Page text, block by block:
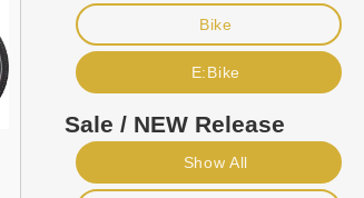
Bike
E:Bike
Sale / NEW Release
Show All